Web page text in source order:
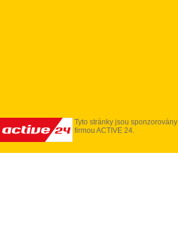
Tyto stránky jsou sponzorovány
firmou ACTIVE 24.